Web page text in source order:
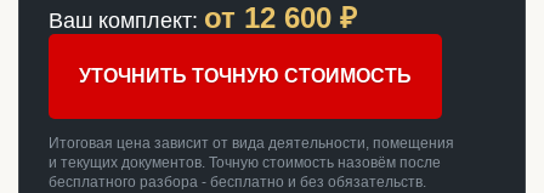
Ваш комплект: от 12 600 ₽
УТОЧНИТЬ ТОЧНУЮ СТОИМОСТЬ
Итоговая цена зависит от вида деятельности, помещения
и текущих документов. Точную стоимость назовём после
бесплатного разбора - бесплатно и без обязательств.